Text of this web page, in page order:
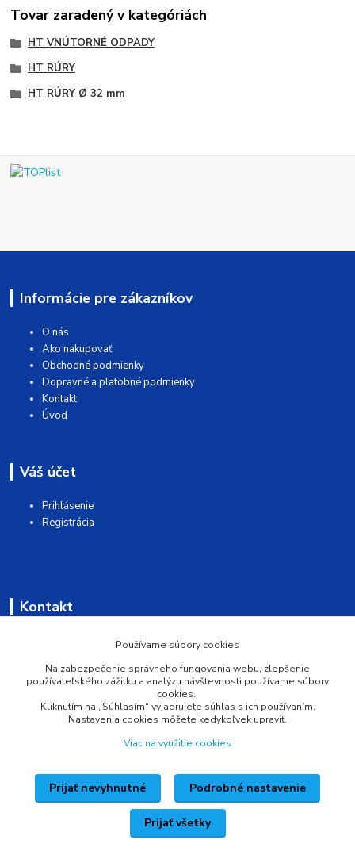
Tovar zaradený v kategóriách
HT VNÚTORNÉ ODPADY
HT RÚRY
HT RÚRY Ø 32 mm
Informácie pre zákazníkov
O nás
Ako nakupovať
Obchodné podmienky
Dopravné a platobné podmienky
Kontakt
Úvod
Váš účet
Prihlásenie
Registrácia
Kontakt
0902 527 909
info@pprsystem.sk
Upravit sběr cookies.
Používame súbory cookies
Na zabezpečenie správneho fungovania webu, zlepšenie
používateľského zážitku a analýzu návštevnosti používame súbory
cookies.
Kliknutím na „Súhlasím“ vyjadrujete súhlas s ich používaním.
Nastavenia cookies môžete kedykoľvek upraviť.
Viac na využitie cookies
Prijať nevyhnutné Podrobné nastavenie
Prijať všetky